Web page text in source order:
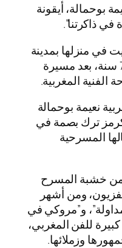
بوحمالة، أيقونة
ذاكرتنا”.
في منزلها بمدينة
الدار البيضاء عن عمر ناهز 77 سنة، بعد مسيرة
الفنية المغربية.
نعيمة بوحمالة
ترك بصمة في
المسرحية
من خشبة المسرح
ومن أشهر
و”مروكي في
للفن المغربي،
وزملائها.